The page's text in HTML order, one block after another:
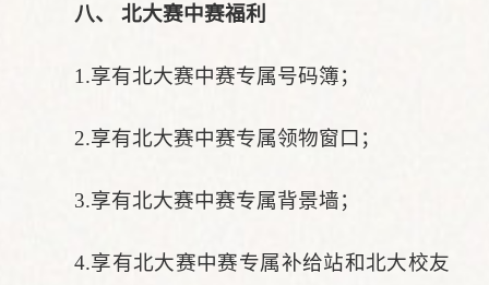
八、 北大赛中赛福利
1.享有北大赛中赛专属号码簿；
2.享有北大赛中赛专属领物窗口；
3.享有北大赛中赛专属背景墙；
4.享有北大赛中赛专属补给站和北大校友